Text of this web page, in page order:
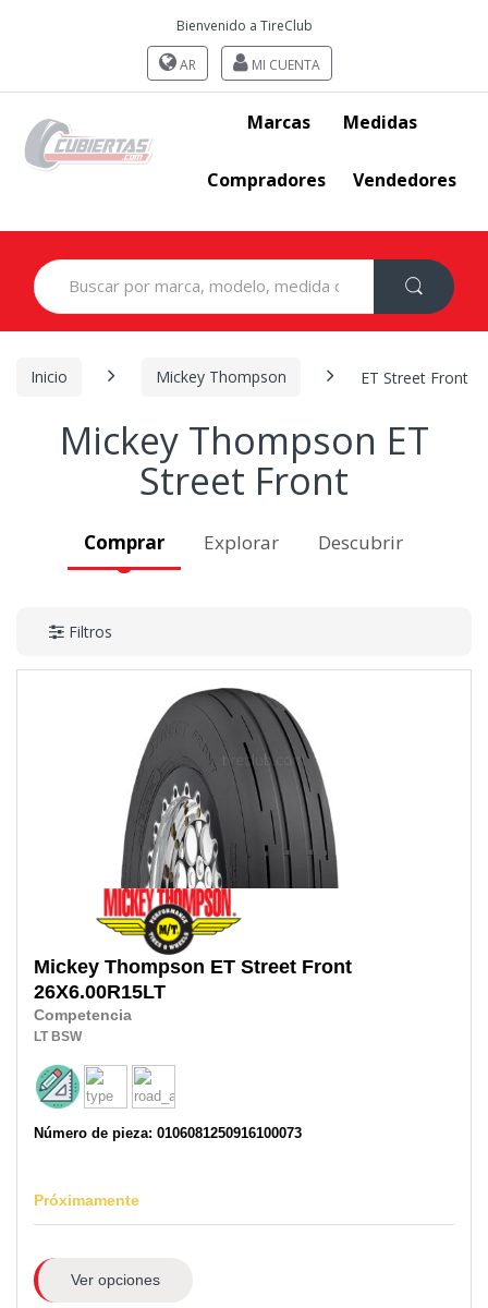
Bienvenido a TireClub
AR MI CUENTA
Marcas Medidas
Compradores Vendedores
Search
for:
Inicio Mickey Thompson ET Street Front
Mickey Thompson ET
Street Front
Comprar Explorar Descubrir
Filtros
Mickey Thompson ET Street Front
26X6.00R15LT
Competencia
LT BSW
Número de pieza: 0106081250916100073
Próximamente
Ver opciones